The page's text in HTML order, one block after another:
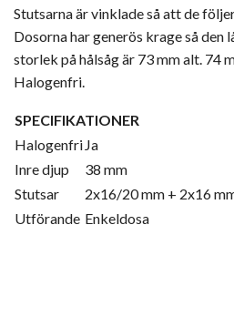
Stutsarna är vinklade så att de
Dosorna har generös krage så den
storlek på hålsåg är 73 mm alt. 74
Halogenfri.
SPECIFIKATIONER
Halogenfri Ja
Inre djup
38 mm
Stutsar
2x16/20 mm + 2x16
Utförande Enkeldosa